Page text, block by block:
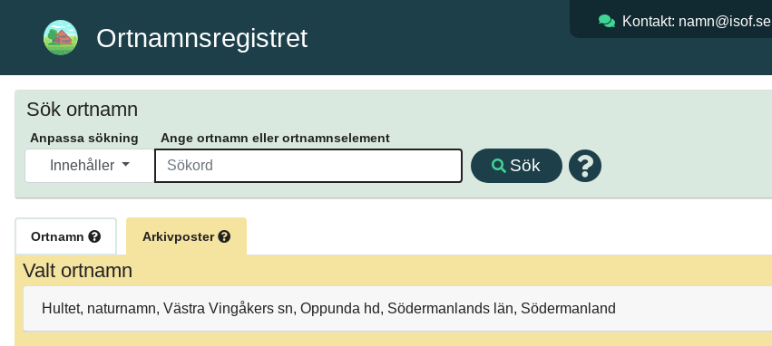
Ortnamnsregistret
Kontakt: namn@isof.se
Sök ortnamn
Anpassa sökning Ange ortnamn eller ortnamnselement
Innehåller Sök
Ortnamn Arkivposter
Valt ortnamn
Hultet, naturnamn, Västra Vingåkers sn, Oppunda hd, Södermanlands län, Södermanland